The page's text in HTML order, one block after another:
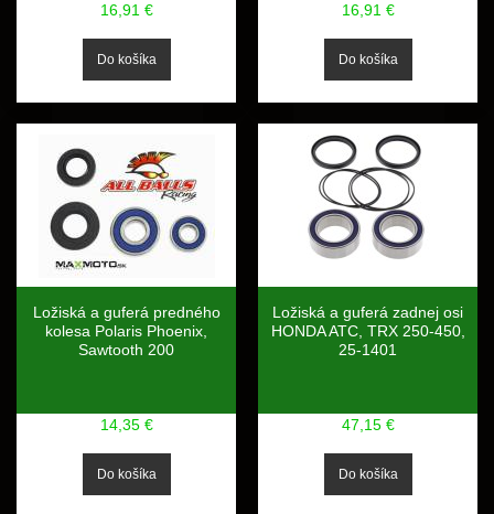
16,91 € 16,91 €
Ložiská a guferá predného
kolesa Polaris Phoenix,
Sawtooth 200
14,35 €
Ložiská a guferá zadnej osi
HONDA ATC, TRX 250-450,
25-1401
47,15 €